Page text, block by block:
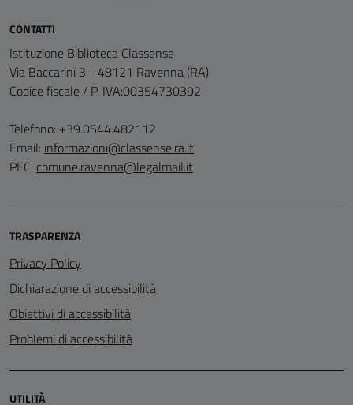
CONTATTI
Istituzione Biblioteca Classense
Via Baccarini 3 - 48121 Ravenna (RA)
Codice fiscale / P. IVA:00354730392
Telefono: +39.0544.482112
Email: informazioni@classense.ra.it
PEC: comune.ravenna@legalmail.it
TRASPARENZA
Privacy Policy
Dichiarazione di accessibilità
Obiettivi di accessibilità
Problemi di accessibilità
UTILITÀ